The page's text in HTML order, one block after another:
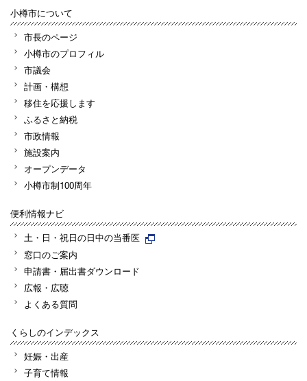
小樽市について
市長のページ
小樽市のプロフィル
市議会
計画・構想
移住を応援します
ふるさと納税
市政情報
施設案内
オープンデータ
小樽市制100周年
便利情報ナビ
土・日・祝日の日中の当番医
窓口のご案内
申請書・届出書ダウンロード
広報・広聴
よくある質問
くらしのインデックス
妊娠・出産
子育て情報